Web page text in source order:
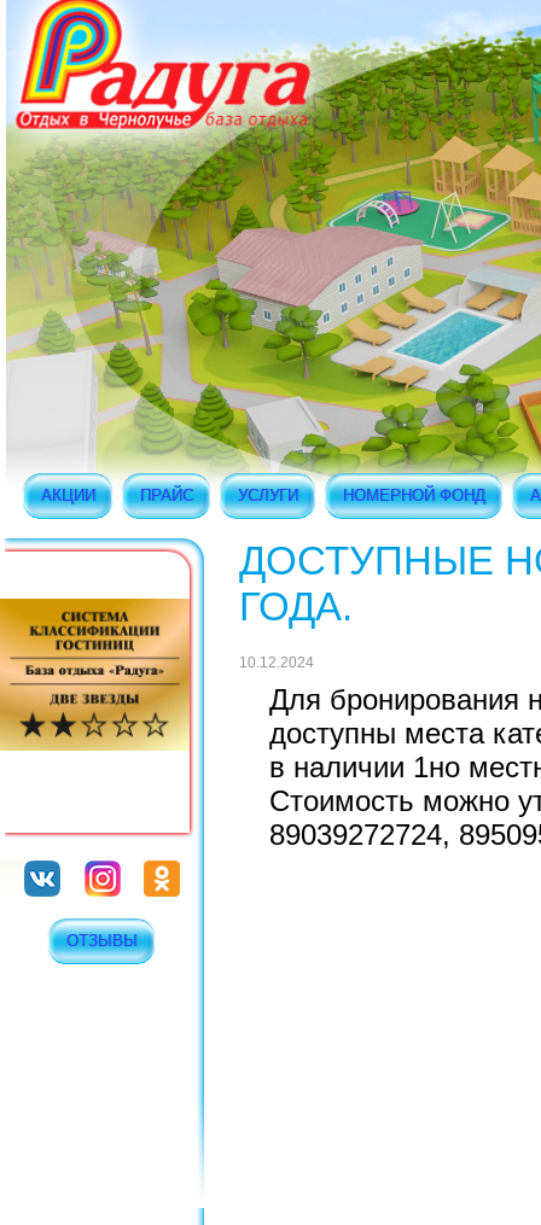
АКЦИИ ПРАЙС УСЛУГИ НОМЕРНОЙ ФОНД
ОТЗЫВЫ
ДОСТУПНЫЕ
ГОДА.
10.12.2024
Для бронирования
доступны места
в наличии 1но
Стоимость можно
89039272724,